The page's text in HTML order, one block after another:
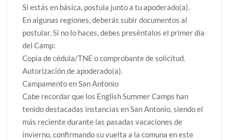
Si estás en básica, postula junto a tu apoderado(a).
En algunas regiones, deberás subir documentos al
postular. Si no lo haces, debes preséntalos el primer día
del Camp:
Copia de cédula/TNE o comprobante de solicitud.
Autorización de apoderado(a).
Campamento en San Antonio
Cabe recordar que los English Summer Camps han
tenido destacadas instancias en San Antonio, siendo el
más reciente durante las pasadas vacaciones de
invierno, confirmando su vuelta a la comuna en este